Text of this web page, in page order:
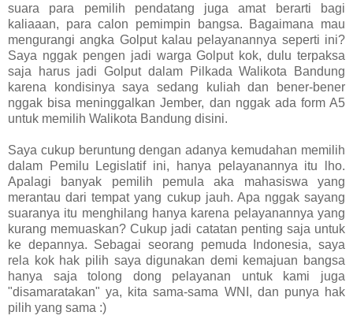
suara para pemilih pendatang juga amat berarti bagi
kaliaaan, para calon pemimpin bangsa. Bagaimana mau
mengurangi angka Golput kalau pelayanannya seperti ini?
Saya nggak pengen jadi warga Golput kok, dulu terpaksa
saja harus jadi Golput dalam Pilkada Walikota Bandung
karena kondisinya saya sedang kuliah dan bener-bener
nggak bisa meninggalkan Jember, dan nggak ada form A5
untuk memilih Walikota Bandung disini.
Saya cukup beruntung dengan adanya kemudahan memilih
dalam Pemilu Legislatif ini, hanya pelayanannya itu lho.
Apalagi banyak pemilih pemula aka mahasiswa yang
merantau dari tempat yang cukup jauh. Apa nggak sayang
suaranya itu menghilang hanya karena pelayanannya yang
kurang memuaskan? Cukup jadi catatan penting saja untuk
ke depannya. Sebagai seorang pemuda Indonesia, saya
rela kok hak pilih saya digunakan demi kemajuan bangsa
hanya saja tolong dong pelayanan untuk kami juga
"disamaratakan" ya, kita sama-sama WNI, dan punya hak
pilih yang sama :)